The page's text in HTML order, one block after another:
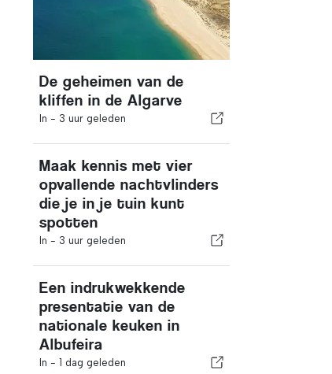
De geheimen van de
kliffen in de Algarve
In - 3 uur geleden
Maak kennis met vier
opvallende nachtvlinders
die je in je tuin kunt
spotten
In - 3 uur geleden
Een indrukwekkende
presentatie van de
nationale keuken in
Albufeira
In - 1 dag geleden